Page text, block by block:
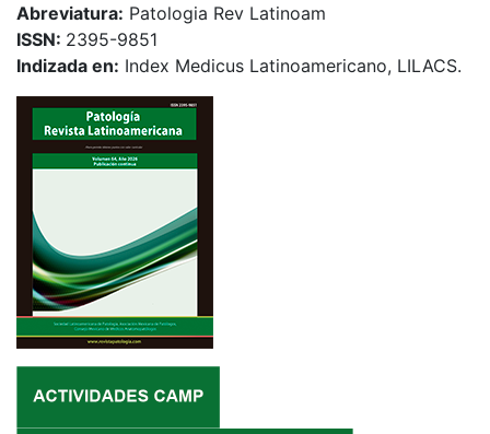
Abreviatura: Patologia Rev Latinoam
ISSN: 2395-9851
Indizada en: Index Medicus Latinoamericano, LILACS.